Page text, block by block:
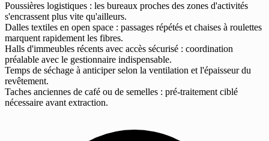
Poussières logistiques : les bureaux proches des zones d'activités
s'encrassent plus vite qu'ailleurs.
Dalles textiles en open space : passages répétés et chaises à roulettes
marquent rapidement les fibres.
Halls d'immeubles récents avec accès sécurisé : coordination
préalable avec le gestionnaire indispensable.
Temps de séchage à anticiper selon la ventilation et l'épaisseur du
revêtement.
Taches anciennes de café ou de semelles : pré-traitement ciblé
nécessaire avant extraction.